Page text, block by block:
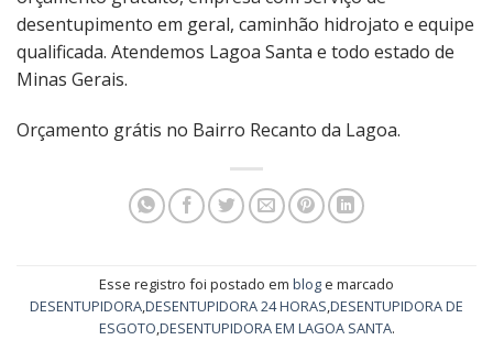
desentupimento em geral, caminhão hidrojato e equipe
qualificada. Atendemos Lagoa Santa e todo estado de
Minas Gerais.
Orçamento grátis no Bairro Recanto da Lagoa.
Esse registro foi postado em blog e marcado
DESENTUPIDORA,DESENTUPIDORA 24 HORAS,DESENTUPIDORA DE
ESGOTO,DESENTUPIDORA EM LAGOA SANTA.